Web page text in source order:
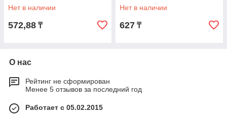
Нет в наличии
572,88 ₸
Нет в наличии
627 ₸
О нас
Рейтинг не сформирован
Менее 5 отзывов за последний год
Работает с 05.02.2015